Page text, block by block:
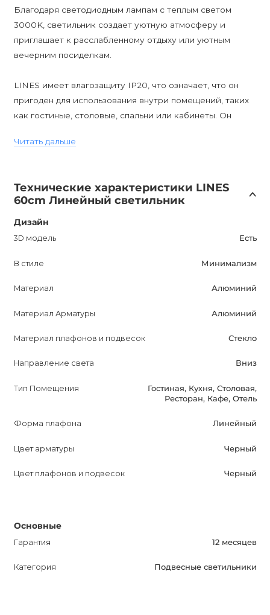
Благодаря светодиодным лампам с теплым светом
3000K, светильник создает уютную атмосферу и
приглашает к расслабленному отдыху или уютным
вечерним посиделкам.
LINES имеет влагозащиту IP20, что означает, что он
пригоден для использования внутри помещений, таких
как гостиные, столовые, спальни или кабинеты. Он
вашего жилища.
обеспечивает удобное расположение и позволяет
наслаждаться ярким освещением. Однако, стоит
отметить, что он не поддерживает диммирование.
освещение, но и стильный аксессуар, который улучшит
добавит модный штрих и станет фокусным элементом
любого интерьера. Благодаря своим характеристикам и
отличным выбором для тех, кто ценит современный
Не упустите возможность приобрести LINES -
подвесной светильник, который превратит ваше
внимание на LINES и наслаждайтесь его
Читать дальше
Технические характеристики LINES
60cm Линейный светильник
Дизайн
3D модель Есть
В стиле Минимализм
Материал Алюминий
Материал Арматуры Алюминий
Материал плафонов и подвесок Стекло
Направление света Вниз
Тип Помещения
Гостиная, Кухня, Столовая,
Ресторан, Кафе, Отель
Форма плафона Линейный
Цвет арматуры Черный
Цвет плафонов и подвесок Черный
Основные
Гарантия 12 месяцев
Категория Подвесные светильники